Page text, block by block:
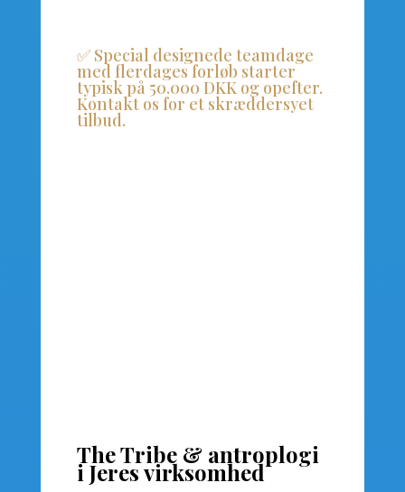
✅ Special designede teamdage
med flerdages forløb starter
typisk på 50.000 DKK og opefter.
Kontakt os for et skræddersyet
tilbud.
The Tribe & antroplogi
i Jeres virksomhed